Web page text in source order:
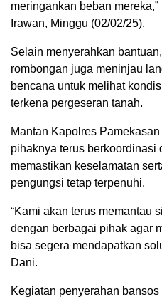
meringankan beban
Irawan, Minggu (02/02/25).
Selain menyerahkan
rombongan juga meninjau
bencana untuk melihat
terkena pergeseran tanah.
Mantan Kapolres
pihaknya terus berkoordinasi
memastikan keselamatan
pengungsi tetap terpenuhi.
“Kami akan terus memantau
dengan berbagai pihak agar
bisa segera mendapatkan
Dani.
Kegiatan penyerahan